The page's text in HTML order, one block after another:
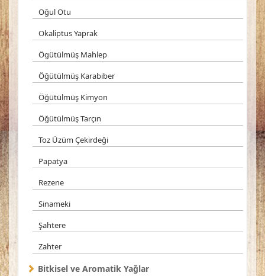
Oğul Otu
Okaliptus Yaprak
Ögütülmüş Mahlep
Öğütülmüş Karabiber
Öğütülmüş Kimyon
Öğütülmüş Tarçın
Toz Üzüm Çekirdeği
Papatya
Rezene
Sinameki
Şahtere
Zahter
Bitkisel ve Aromatik Yağlar